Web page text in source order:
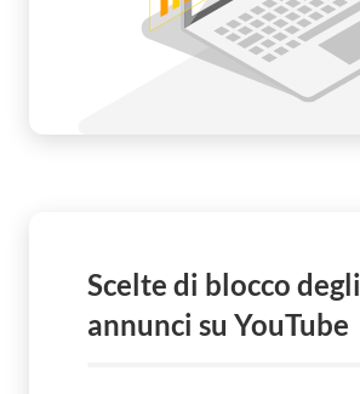
Scelte di blocco degli
annunci su YouTube